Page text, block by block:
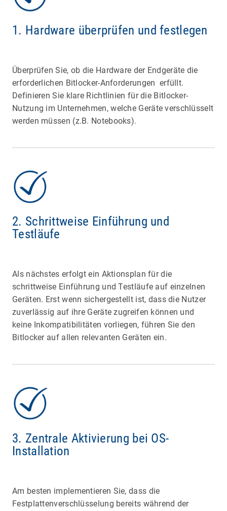
1. Hardware überprüfen und festlegen
Überprüfen Sie, ob die Hardware der Endgeräte die
erforderlichen Bitlocker-Anforderungen erfüllt.
Definieren Sie klare Richtlinien für die Bitlocker-
Nutzung im Unternehmen, welche Geräte verschlüsselt
werden müssen (z.B. Notebooks).
2. Schrittweise Einführung und
Testläufe
Als nächstes erfolgt ein Aktionsplan für die
schrittweise Einführung und Testläufe auf einzelnen
Geräten. Erst wenn sichergestellt ist, dass die Nutzer
zuverlässig auf ihre Geräte zugreifen können und
keine Inkompatibilitäten vorliegen, führen Sie den
Bitlocker auf allen relevanten Geräten ein.
3. Zentrale Aktivierung bei OS-
Installation
Am besten implementieren Sie, dass die
Festplattenverschlüsselung bereits während der